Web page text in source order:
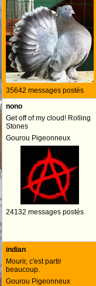
35642 messages postés
nono
Get off of my cloud! Rolling
Stones
Gourou Pigeonneux
24132 messages postés
indian
Mourir, c'est partir
beaucoup.
Gourou Pigeonneux